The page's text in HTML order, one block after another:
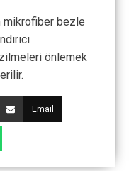
mikrofiber bezle
önlemek
Email